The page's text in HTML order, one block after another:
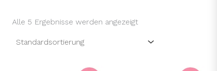
Alle 5 Ergebnisse werden angezeigt